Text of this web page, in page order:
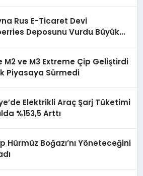
Rus E-Ticaret Devi
Deposunu Vurdu Büyük
M2 ve M3 Extreme Çip Geliştirdi
Piyasaya Sürmedi
Elektrikli Araç Şarj Tüketimi
%153,5 Arttı
Hürmüz Boğazı’nı Yöneteceğini